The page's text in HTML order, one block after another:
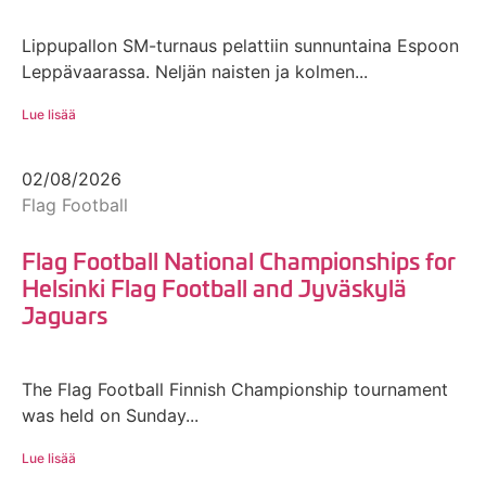
Lippupallon SM-turnaus pelattiin sunnuntaina Espoon
Leppävaarassa. Neljän naisten ja kolmen...
Lue lisää
02/08/2026
Flag Football
Flag Football National Championships for
Helsinki Flag Football and Jyväskylä
Jaguars
The Flag Football Finnish Championship tournament
was held on Sunday...
Lue lisää